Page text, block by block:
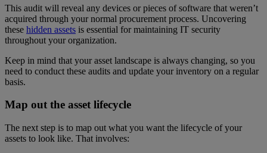
This audit will reveal any devices or pieces of software that weren’t
acquired through your normal procurement process. Uncovering
these hidden assets is essential for maintaining IT security
throughout your organization.
Keep in mind that your asset landscape is always changing, so you
need to conduct these audits and update your inventory on a regular
basis.
Map out the asset lifecycle
The next step is to map out what you want the lifecycle of your
assets to look like. That involves: